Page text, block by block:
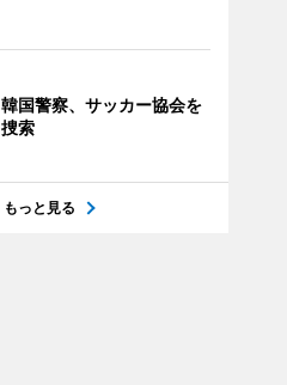
韓国警察、サッカー協会を
捜索
もっと見る